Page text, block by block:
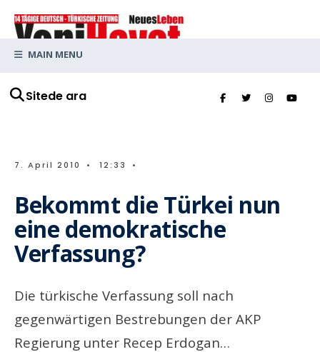
Sitede ara
MAIN MENU
7. April 2010 • 12:33 •
Bekommt die Türkei nun
eine demokratische
Verfassung?
Die türkische Verfassung soll nach
gegenwärtigen Bestrebungen der AKP
Regierung unter Recep Erdogan…